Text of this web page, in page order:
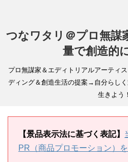
つなワタリ＠プロ無謀
量で創造的
プロ無謀家＆エディトリアルアーティ
ディング＆創造生活の提案→自分らし
生きよう！
【景品表示法に基づく表記】
PR（商品プロモーション）